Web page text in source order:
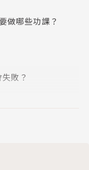
夠累了，居然還
：
啦啦隊員，詢問
麼短的褲子不冷
做哪些功課？
敗？